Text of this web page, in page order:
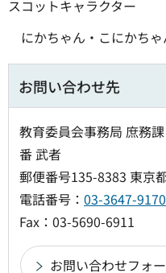
スコットキャラクター
にかちゃん・こにかちゃ
お問い合わせ先
教育委員会事務局 庶務
番 武者
郵便番号135-8383 東京
電話番号： 03-3647-9170
Fax：03-5690-6911